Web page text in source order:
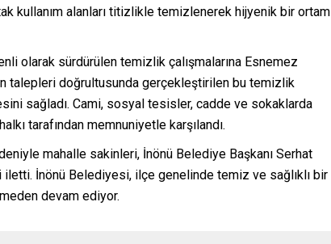
kullanım alanları titizlikle temizlenerek hijyenik bir ortam
olarak sürdürülen temizlik çalışmalarına Esnemez
talepleri doğrultusunda gerçekleştirilen bu temizlik
sağladı. Cami, sosyal tesisler, cadde ve sokaklarda
tarafından memnuniyetle karşılandı.
mahalle sakinleri, İnönü Belediye Başkanı Serhat
İnönü Belediyesi, ilçe genelinde temiz ve sağlıklı bir
devam ediyor.